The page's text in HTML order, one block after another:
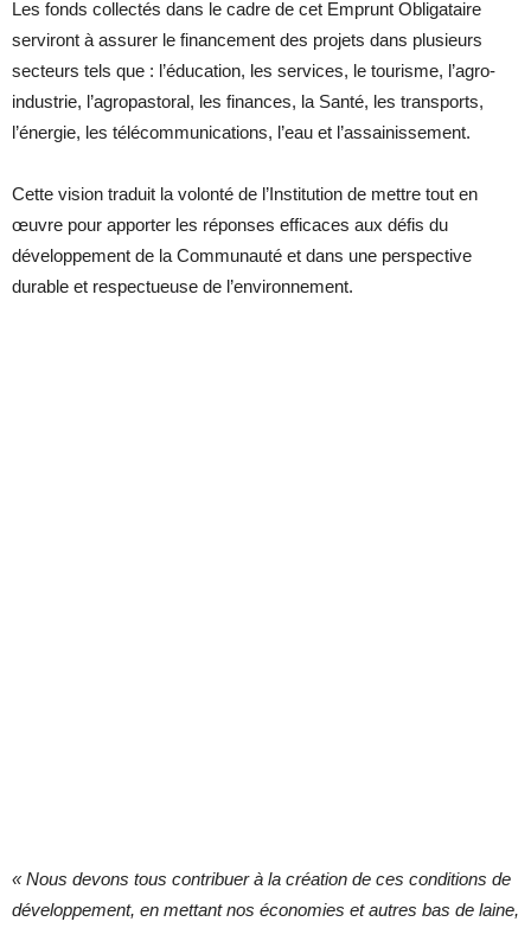
Les fonds collectés dans le cadre de cet Emprunt Obligataire
serviront à assurer le financement des projets dans plusieurs
secteurs tels que : l’éducation, les services, le tourisme, l’agro-
industrie, l’agropastoral, les finances, la Santé, les transports,
l’énergie, les télécommunications, l’eau et l’assainissement.
Cette vision traduit la volonté de l’Institution de mettre tout en
œuvre pour apporter les réponses efficaces aux défis du
développement de la Communauté et dans une perspective
durable et respectueuse de l’environnement.
« Nous devons tous contribuer à la création de ces conditions de
développement, en mettant nos économies et autres bas de laine,